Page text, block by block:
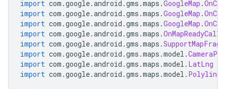
import com .google.android .gms .maps .GoogleMap .
import com .google.android .gms .maps .GoogleMap .
import com .google.android .gms .maps .GoogleMap .
import com .google.android .gms .maps .
import com .google.android .gms .maps .
import com .google.android .gms .maps .model .
import com .google.android .gms .maps .model . LatLng
import com .google.android .gms .maps .model .